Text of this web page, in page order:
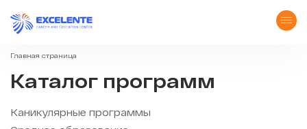
Главная страница
Каталог программ
Каникулярные программы